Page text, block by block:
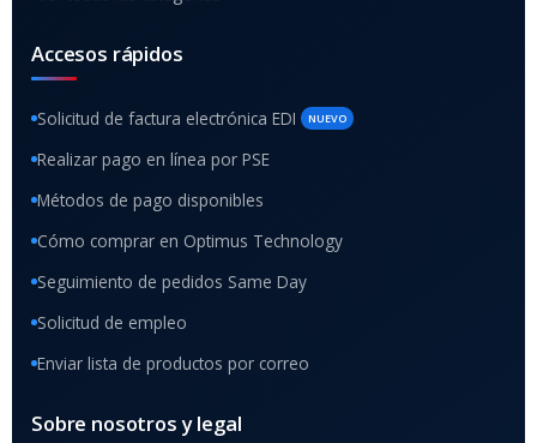
Accesos rápidos
Solicitud de factura electrónica EDI NUEVO
Realizar pago en línea por PSE
Métodos de pago disponibles
Cómo comprar en Optimus Technology
Seguimiento de pedidos Same Day
Solicitud de empleo
Enviar lista de productos por correo
Sobre nosotros y legal